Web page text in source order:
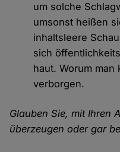
um solche
umsonst heißen
inhaltsleere
sich
haut. Worum
verborgen.
Glauben Sie, mit Ihren
überzeugen oder gar